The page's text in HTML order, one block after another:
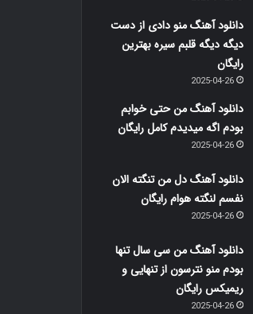
دانلود آهنگ منو دادی از دست
دیگه دیگه قلبم سیره بهترین
رایگان
2025-04-26
دانلود آهنگ من حتی خوابم
بودم اگه میدیدم کامل رایگان
2025-04-26
دانلود آهنگ دل من تنگته الان
نفسم لنگته هوام رایگان
2025-04-26
دانلود آهنگ من سی سال تنها
بودم منو نترسون از تنهایی و
ریمیکس رایگان
2025-04-26